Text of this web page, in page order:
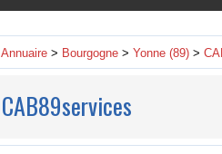
Annuaire > Bourgogne > Yonne (89) >
CAB89services